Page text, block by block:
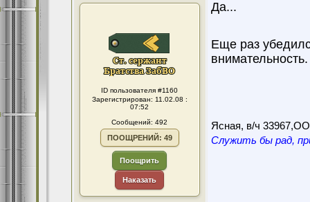
ID пользователя #1160
Зарегистрирован: 11.02.08 :
07:52
Сообщений: 492
ПООЩРЕНИЙ: 49
Поощрить
Наказать
Да...
Еще раз
внимательность.
Ясная, в/ч
Служить бы рад,